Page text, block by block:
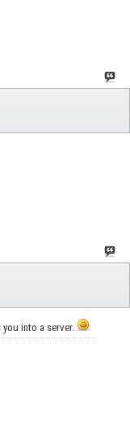
into a server.